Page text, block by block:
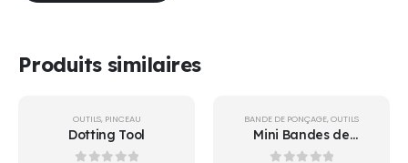
Produits similaires
OUTILS, PINCEAU
Dotting Tool
BANDE DE PONÇAGE, OUTILS
Mini Bandes de